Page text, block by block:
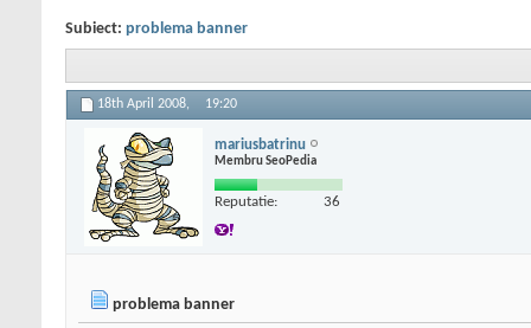
Subiect: problema banner
18th April 2008, 19:20
mariusbatrinu
Membru SeoPedia
Reputatie: 36
problema banner